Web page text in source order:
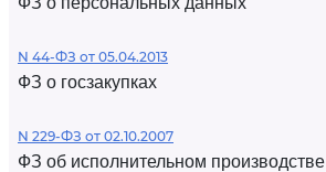
N 44-ФЗ от 05.04.2013
ФЗ о госзакупках
N 229-ФЗ от 02.10.2007
ФЗ об исполнительном производстве